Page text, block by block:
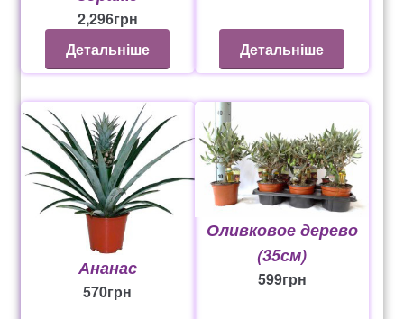
2,296грн
Детальніше
Детальніше
Ананас
570грн
Оливковое дерево
(35см)
599грн